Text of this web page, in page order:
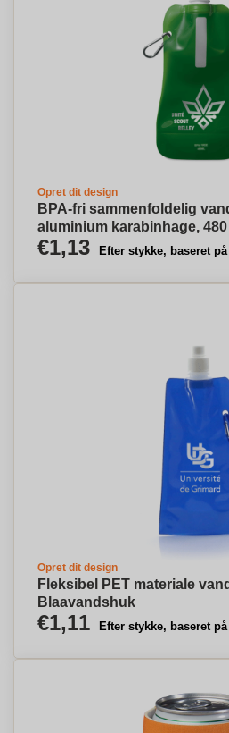
Opret dit design
BPA-fri sammenfoldelig
aluminium karabinhage,
€1,13 Efter stykke, baseret
Opret dit design
Fleksibel PET materiale
Blaavandshuk
€1,11 Efter stykke, baseret